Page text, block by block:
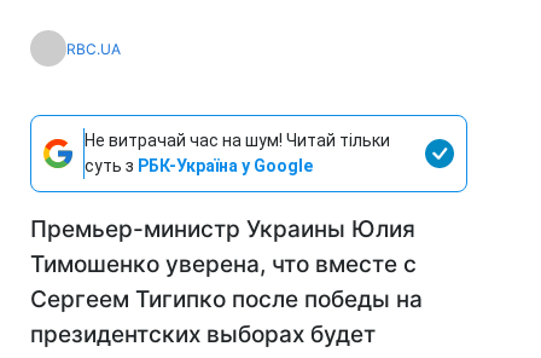
RBC.UA
Не витрачай час на шум! Читай тільки
суть з РБК-Україна у Google
Премьер-министр Украины Юлия
Тимошенко уверена, что вместе с
Сергеем Тигипко после победы на
президентских выборах будет